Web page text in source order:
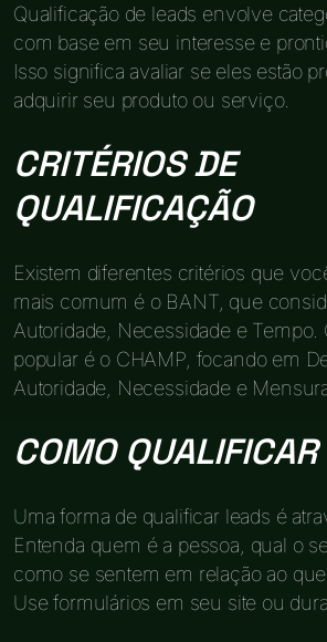
Qualificação de leads envolve
com base em seu interesse e
Isso significa avaliar se eles estão
adquirir seu produto ou serviço.
CRITÉRIOS DE
QUALIFICAÇÃO
Existem diferentes critérios que
mais comum é o BANT, que
Autoridade, Necessidade e Tempo.
popular é o CHAMP, focando em
Autoridade, Necessidade e
COMO
Uma forma de qualificar leads é
Entenda quem é a pessoa, qual o
como se sentem em relação ao
Use formulários em seu site ou